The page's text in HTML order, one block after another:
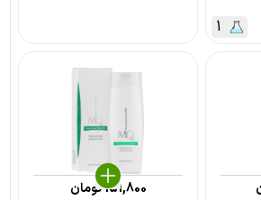
1
151,800تومان